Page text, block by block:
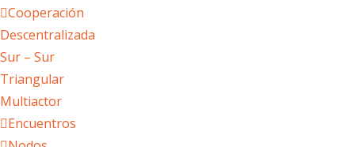
Cooperación
Descentralizada
Sur – Sur
Triangular
Multiactor
Encuentros